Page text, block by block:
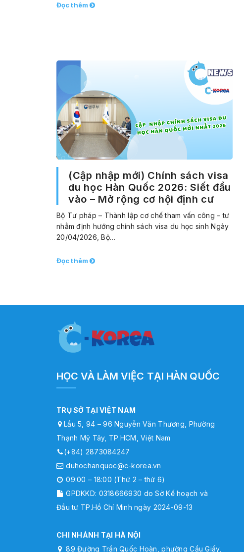
Đọc thêm
(Cập nhập mới) Chính sách visa
du học Hàn Quốc 2026: Siết đầu
vào – Mở rộng cơ hội định cư
Bộ Tư pháp – Thành lập cơ chế tham vấn công – tư
nhằm định hướng chính sách visa du học sinh Ngày
20/04/2026, Bộ…
Đọc thêm
HỌC VÀ LÀM VIỆC TẠI HÀN QUỐC
TRỤ SỞ TẠI VIỆT NAM
Lầu 5, 94 – 96 Nguyễn Văn Thương, Phường
Thạnh Mỹ Tây, TP.HCM, Việt Nam
(+84) 2873084247
duhochanquoc@c-korea.vn
09:00 – 18:00 (Thứ 2 – thứ 6)
GPDKKD: 0318666930 do Sở Kế hoạch và
Đầu tư TP.Hồ Chí Minh ngày 2024-09-13
CHI NHÁNH TẠI HÀ NỘI
89 Đường Trần Quốc Hoàn, phường Cầu Giấy,